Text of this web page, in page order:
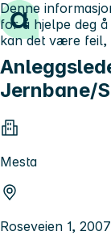
Hopp til innhold
Jernbane/
Mesta
Roseveien 1,
Denne
for å hjelpe deg
kan det være feil,